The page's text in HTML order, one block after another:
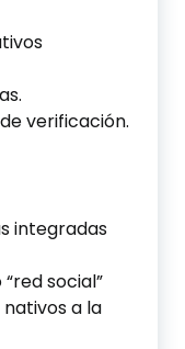
verificación.
integradas
social”
a la